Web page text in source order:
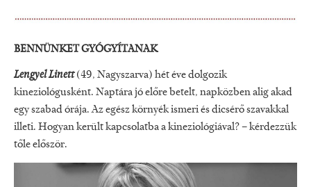
BENNÜNKET GYÓGYÍTANAK
Lengyel Linett(49, Nagyszarva) hét éve dolgozik
kineziológusként. Naptára jó előre betelt, napközben alig akad
egy szabad órája. Az egész környék ismeri és dicsérő szavakkal
illeti. Hogyan került kapcsolatba a kineziológiával? – kérdezzük
tőle először.